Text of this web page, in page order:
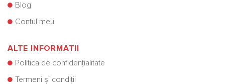
Blog
Contul meu
ALTE INFORMATII
Politica de confidențialitate
Termeni și condiții